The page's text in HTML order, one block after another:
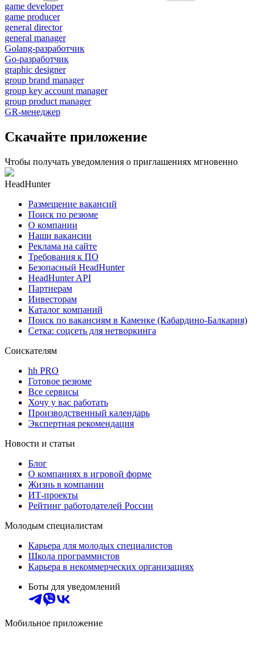
game developer
game producer
general director
general manager
Golang-разработчик
Go-разработчик
graphic designer
group brand manager
group key account manager
group product manager
GR-менеджер
Скачайте приложение
Чтобы получать уведомления о приглашениях мгновенно
HeadHunter
Размещение вакансий
Поиск по резюме
О компании
Наши вакансии
Реклама на сайте
Требования к ПО
Безопасный HeadHunter
HeadHunter API
Партнерам
Инвесторам
Каталог компаний
Поиск по вакансиям в Каменке (Кабардино-Балкария)
Сетка: соцсеть для нетворкинга
Соискателям
hh PRO
Готовое резюме
Все сервисы
Хочу у вас работать
Производственный календарь
Экспертная рекомендация
Новости и статьи
Блог
О компаниях в игровой форме
Жизнь в компании
ИТ-проекты
Рейтинг работодателей России
Молодым специалистам
Карьера для молодых специалистов
Школа программистов
Карьера в некоммерческих организациях
Боты для уведомлений
Мобильное приложение